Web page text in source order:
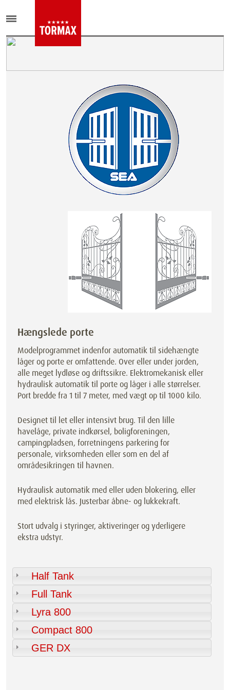
Hængslede porte
Modelprogrammet indenfor automatik til sidehængte
låger og porte er omfattende. Over eller under jorden,
alle meget lydløse og driftssikre. Elektromekanisk eller
hydraulisk automatik til porte og låger i alle størrelser.
Port bredde fra 1 til 7 meter, med vægt op til 1000 kilo.
Designet til let eller intensivt brug. Til den lille
havelåge, private indkørsel, boligforeningen,
campingpladsen, forretningens parkering for
personale, virksomheden eller som en del af
områdesikringen til havnen.
Hydraulisk automatik med eller uden blokering, eller
med elektrisk lås. Justerbar åbne- og lukkekraft.
Stort udvalg i styringer, aktiveringer og yderligere
ekstra udstyr.
Half Tank
Full Tank
Lyra 800
Compact 800
GER DX